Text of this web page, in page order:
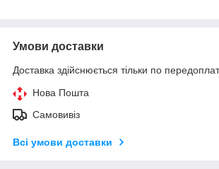
Умови доставки
Доставка здійснюється тільки по
Нова Пошта
Самовивіз
Всі умови доставки